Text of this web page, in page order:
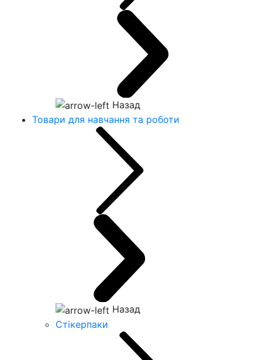
Назад
Товари для навчання та роботи
Назад
Стікерпаки